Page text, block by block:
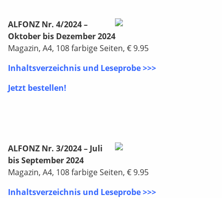
ALFONZ Nr. 4/2024 –
Oktober bis Dezember 2024
Magazin, A4, 108 farbige Seiten, € 9.95
Inhaltsverzeichnis und Leseprobe >>>
Jetzt bestellen!
ALFONZ Nr. 3/2024 – Juli
bis September 2024
Magazin, A4, 108 farbige Seiten, € 9.95
Inhaltsverzeichnis und Leseprobe >>>